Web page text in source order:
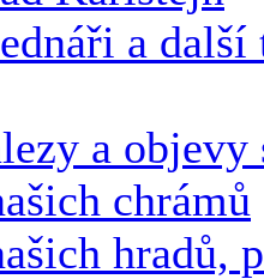
a další
a
chrámů
hradů,